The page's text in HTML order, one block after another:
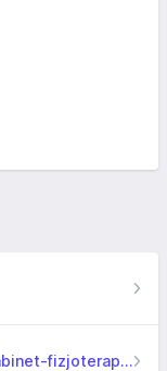
facebook.com/p/Fizjo-Med-Gabinet-fizjoterapii-i-terapii-manualnej-100063757323563